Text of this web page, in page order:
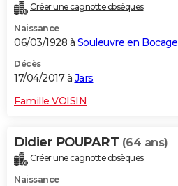
Créer une cagnotte obsèques
Naissance
06/03/1928 à Souleuvre en Bocage
Décès
17/04/2017 à Jars
Famille VOISIN
Didier POUPART (64 ans)
Créer une cagnotte obsèques
Naissance